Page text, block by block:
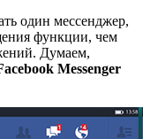
один мессенджер,
функции, чем
Думаем,
Messenger